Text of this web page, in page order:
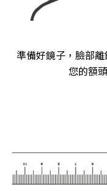
準備好鏡子，臉部
您的額